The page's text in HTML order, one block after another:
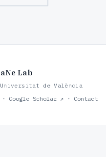
Lab
de València
· Google Scholar ↗ · Contact